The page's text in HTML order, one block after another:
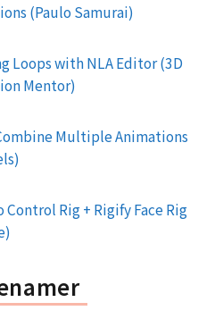
(Paulo Samurai)
Loops with NLA Editor (3D
Mentor)
Multiple Animations
Control Rig + Rigify Face Rig